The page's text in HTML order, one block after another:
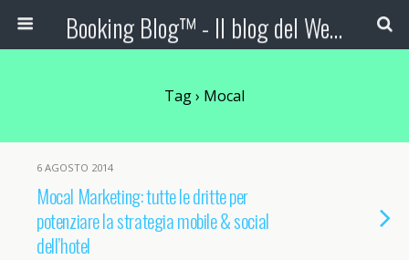
Booking Blog™ - Il blog del Web Marketing Turistico
Tag › Mocal
6 AGOSTO 2014
Mocal Marketing: tutte le dritte per
potenziare la strategia mobile & social
dell’hotel